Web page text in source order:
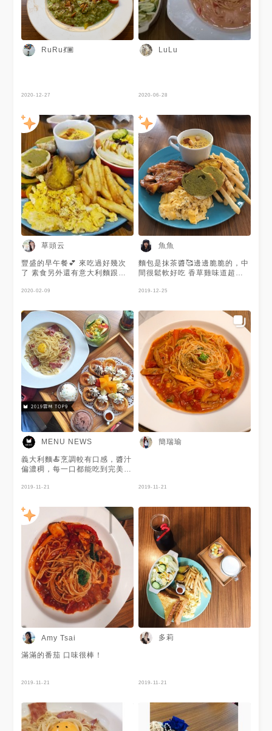
RuRu💃🏾
2020-12-27
LuLu
2020-06-28
草頭云
豐盛的早午餐💕 來吃過好幾次
了 素食另外還有意大利麵跟燉
除了有附餐紅茶以外 點早餐系
豆漿紅茶超好喝的😊 （喜歡豆
漿比例多一點的！）
2020-02-09
魚魚
麵包是抹茶醬🥰邊邊脆脆的，中
間很鬆軟好吃 香草雞味道超
湯，很濃郁，奶香味很濃 炒蛋
吃下去有一種淡淡的酒香😝
2019-12-25
MENU NEWS
義大利麵🍝烹調較有口感，醬汁
偏濃稠，每一口都能吃到完美包
甜點有一道綜合鬆餅、冰淇淋、
選擇病」🤣 把甜點控愛的元素
都集結在一起囉！不知道甜點要
吃什麼就吃它😍😏
2019-11-21
簡瑞瑜
2019-11-21
Amy Tsai
滿滿的番茄 口味很棒！
2019-11-21
多莉
2019-11-21